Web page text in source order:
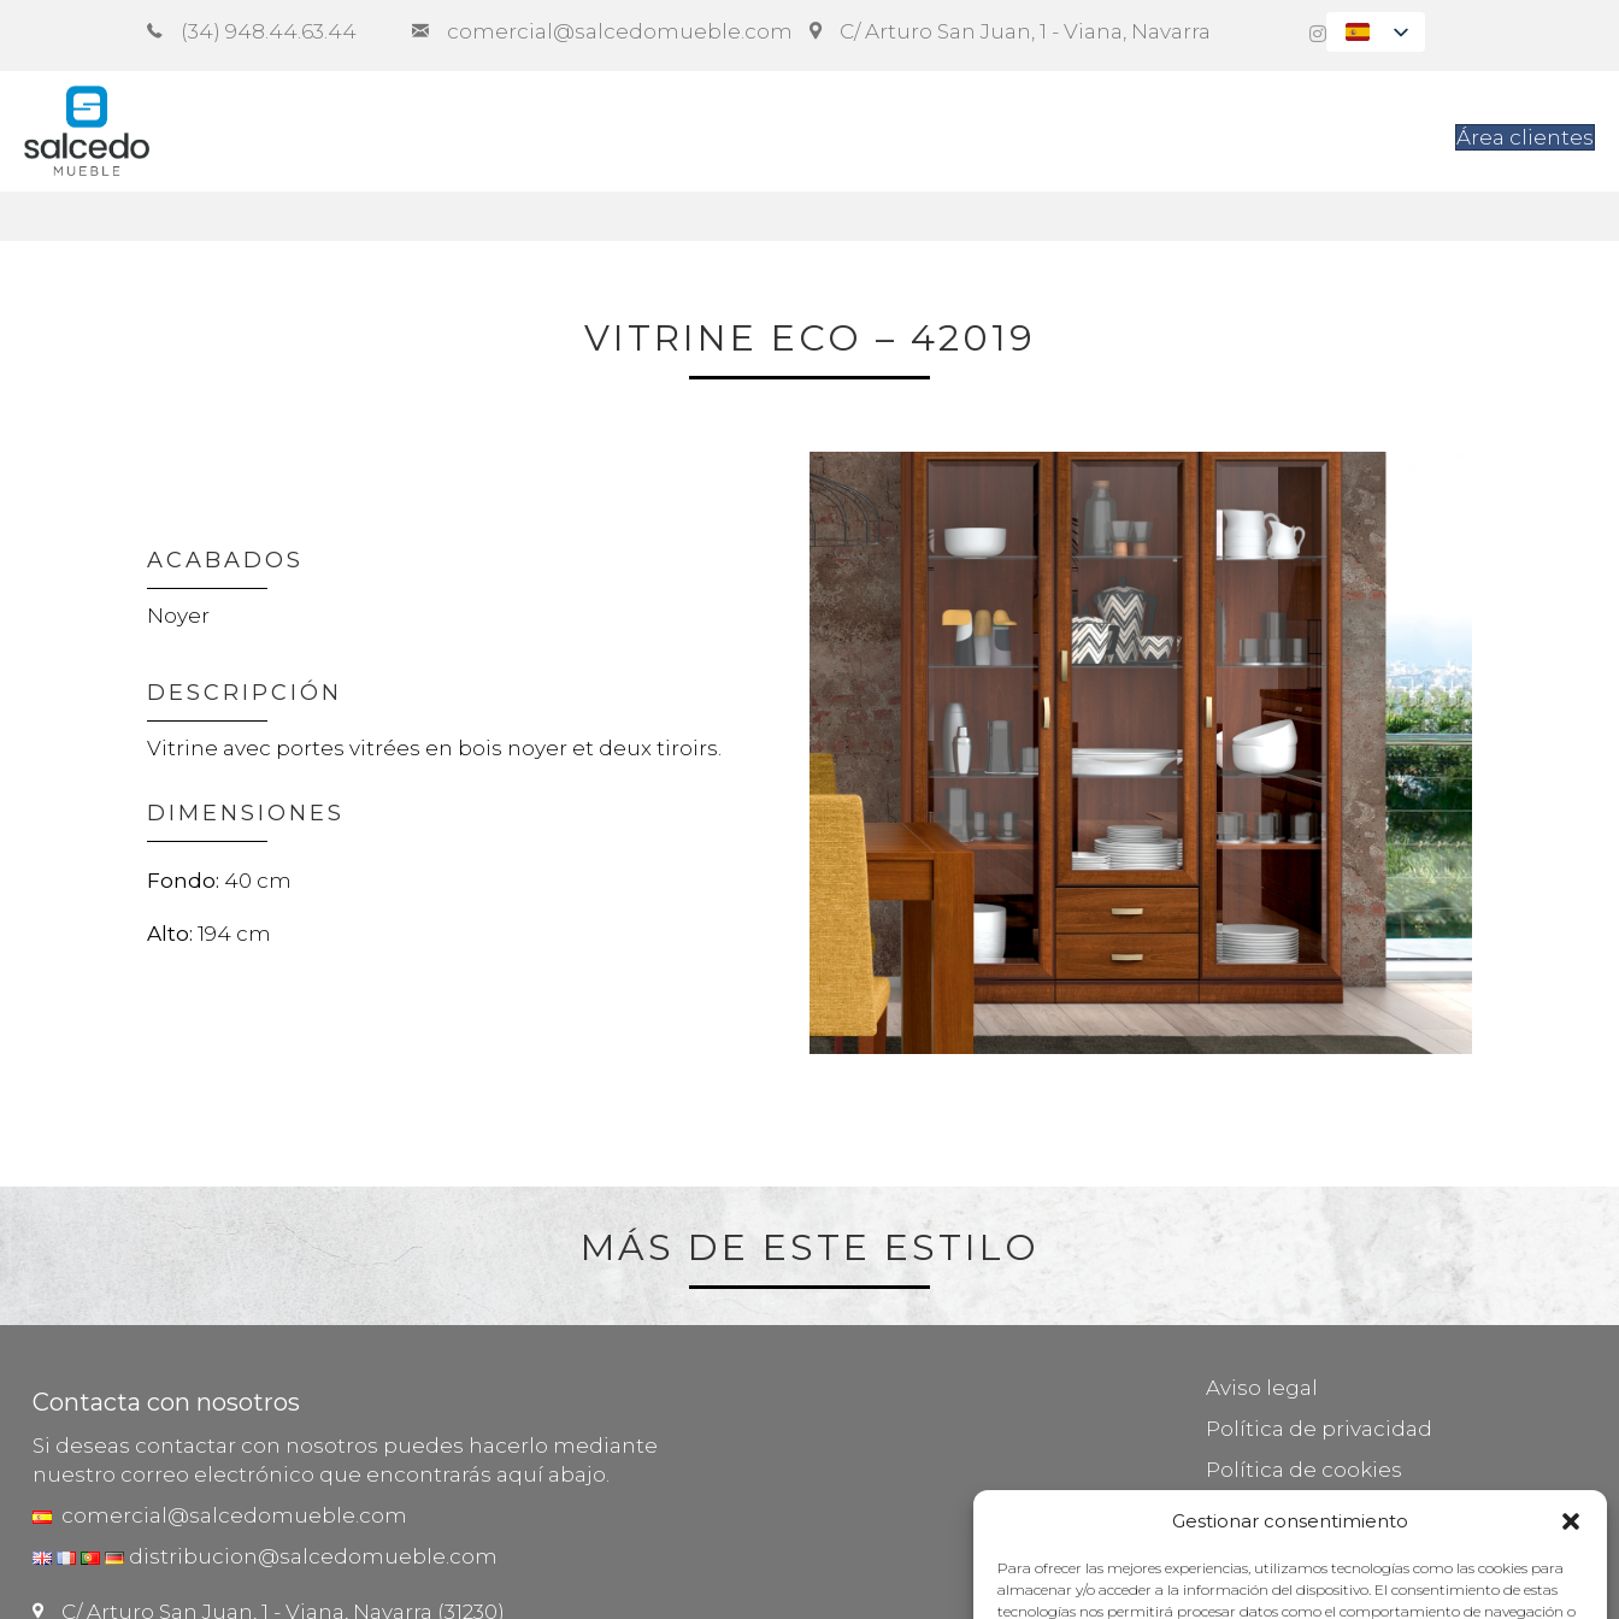
Gestionar consentimiento
Para ofrecer las mejores experiencias, utilizamos tecnologías como las cookies para
almacenar y/o acceder a la información del dispositivo. El consentimiento de estas
tecnologías nos permitirá procesar datos como el comportamiento de navegación o
(34) 948.44.63.44 comercial@salcedomueble.com C/ Arturo San Juan, 1 - Viana, Navarra
Área clientes
VITRINE ECO – 42019
ACABADOS
Noyer
DESCRIPCIÓN
Vitrine avec portes vitrées en bois noyer et deux tiroirs.
DIMENSIONES
40
194
MÁS DE ESTE ESTILO
Contacta con nosotros
Si deseas contactar con nosotros puedes hacerlo mediante
nuestro correo electrónico que encontrarás aquí abajo.
comercial@salcedomueble.com
distribucion@salcedomueble.com
C/ Arturo San Juan, 1 - Viana, Navarra (31230)
Aviso legal
Política de privacidad
Política de cookies
Mantener su mueble